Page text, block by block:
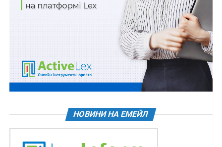
5) набуття громадянства України у спрощеному
порядку, передбаченому ст. 10-1 цього Закону,
іноземцями, які є громадянами (підданими) держав,
громадяни (піддані) яких набувають громадянство
України у спрощеному порядку;
6) набуття громадянином України громадянства
(підданства) держав, громадяни (піддані) яких
При цьому новою ст. 10-1 цього Закону визначаються
особливості набуття громадянства України та
НОВИНИ НА ЕМЕЙЛ